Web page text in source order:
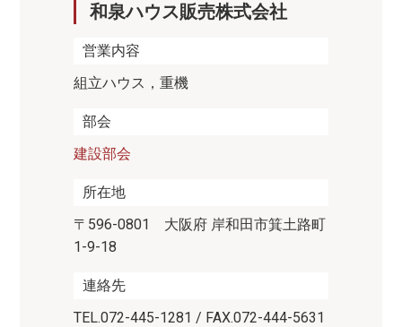
和泉ハウス販売株式会社
営業内容
組立ハウス，重機
部会
建設部会
所在地
〒596-0801 大阪府 岸和田市箕土路町
1-9-18
連絡先
TEL.072-445-1281 / FAX.072-444-5631